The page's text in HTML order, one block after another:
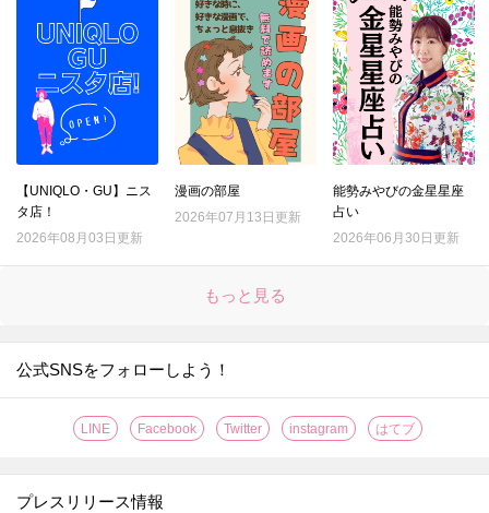
【UNIQLO・GU】ニス
タ店！
2026年08月03日更新
漫画の部屋
2026年07月13日更新
能勢みやびの金星星座
占い
2026年06月30日更新
もっと見る
公式SNSをフォローしよう！
LINE Facebook Twitter instagram はてブ
プレスリリース情報